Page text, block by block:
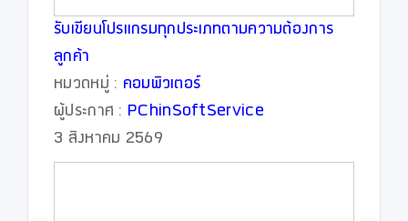
รับเขียนโปรแกรมทุกประเภทตามความต้องการ
ลูกค้า
หมวดหมู่ : คอมพิวเตอร์
ผู้ประกาศ : PChinSoftService
3 สิงหาคม 2569